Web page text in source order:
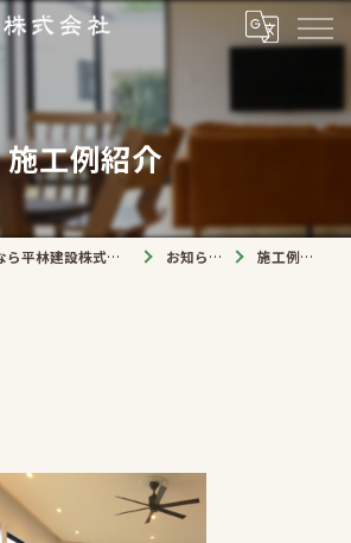
施工例紹介
大多喜町の工務店なら平林建設株式会社 お知らせ 施工例紹介